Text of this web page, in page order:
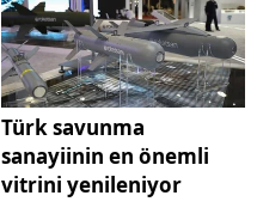
Türk savunma
sanayiinin en önemli
vitrini yenileniyor